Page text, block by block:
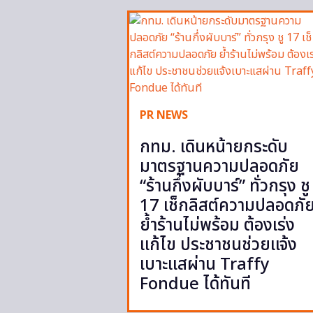
PR NEWS
กทม. เดินหน้ายกระดับ
มาตรฐานความปลอดภัย
“ร้านกึ่งผับบาร์” ทั่วกรุง ชู
17 เช็กลิสต์ความปลอดภั
ย้ำร้านไม่พร้อม ต้องเร่ง
แก้ไข ประชาชนช่วยแจ้ง
เบาะแสผ่าน Traffy
Fondue ได้ทันที